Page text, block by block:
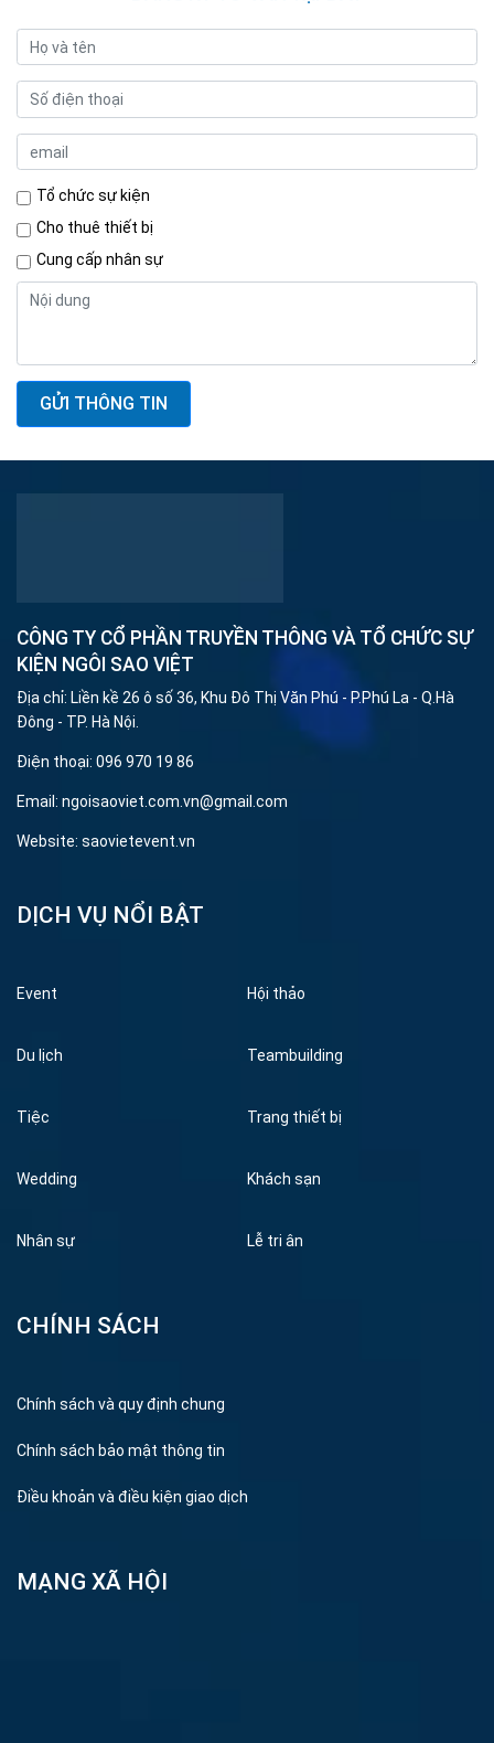
Tổ chức sự kiện
Cho thuê thiết bị
Cung cấp nhân sự
GỬI THÔNG TIN
CÔNG TY CỔ PHẦN TRUYỀN THÔNG VÀ TỔ CHỨC SỰ
KIỆN NGÔI SAO VIỆT
Địa chỉ: Liền kề 26 ô số 36, Khu Đô Thị Văn Phú - P.Phú La - Q.Hà
Đông - TP. Hà Nội.
Điện thoại: 096 970 19 86
Email: ngoisaoviet.com.vn@gmail.com
Website: saovietevent.vn
DỊCH VỤ NỔI BẬT
Event Hội thảo
Du lịch Teambuilding
Tiệc Trang thiết bị
Wedding Khách sạn
Nhân sự Lễ tri ân
CHÍNH SÁCH
Chính sách và quy định chung
Chính sách bảo mật thông tin
Điều khoản và điều kiện giao dịch
MẠNG XÃ HỘI